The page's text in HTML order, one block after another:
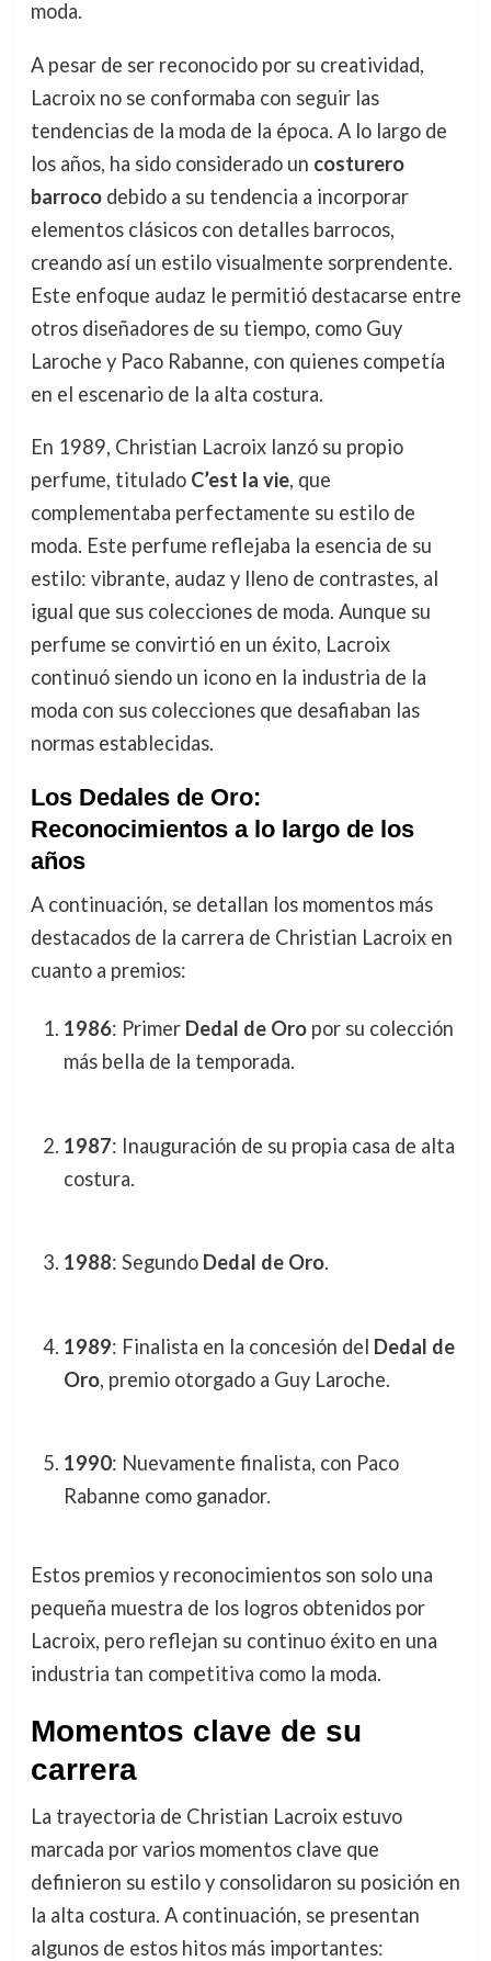
moda.
A pesar de ser reconocido por su creatividad,
Lacroix no se conformaba con seguir las
tendencias de la moda de la época. A lo largo de
los años, ha sido considerado un costurero
barrocodebido a su tendencia a incorporar
elementos clásicos con detalles barrocos,
creando así un estilo visualmente sorprendente.
Este enfoque audaz le permitió destacarse entre
otros diseñadores de su tiempo, como Guy
Laroche y Paco Rabanne, con quienes competía
en el escenario de la alta costura.
En 1989, Christian Lacroix lanzó su propio
perfume, titulado C’est la vie, que
complementaba perfectamente su estilo de
moda. Este perfume reflejaba la esencia de su
estilo: vibrante, audaz y lleno de contrastes, al
igual que sus colecciones de moda. Aunque su
perfume se convirtió en un éxito, Lacroix
continuó siendo un icono en la industria de la
moda con sus colecciones que desafiaban las
normas establecidas.
Los Dedales de Oro:
Reconocimientos a lo largo de los
años
A continuación, se detallan los momentos más
destacados de la carrera de Christian Lacroix en
cuanto a premios:
1986: Primer Dedal de Oropor su colección
más bella de la temporada.
1987: Inauguración de su propia casa de alta
costura.
1988: Segundo Dedal de Oro.
1989: Finalista en la concesión del Dedal de
Oro, premio otorgado a Guy Laroche.
1990: Nuevamente finalista, con Paco
Rabanne como ganador.
Estos premios y reconocimientos son solo una
pequeña muestra de los logros obtenidos por
Lacroix, pero reflejan su continuo éxito en una
industria tan competitiva como la moda.
Momentos clave de su
carrera
La trayectoria de Christian Lacroix estuvo
marcada por varios momentos clave que
definieron su estilo y consolidaron su posición en
la alta costura. A continuación, se presentan
algunos de estos hitos más importantes: